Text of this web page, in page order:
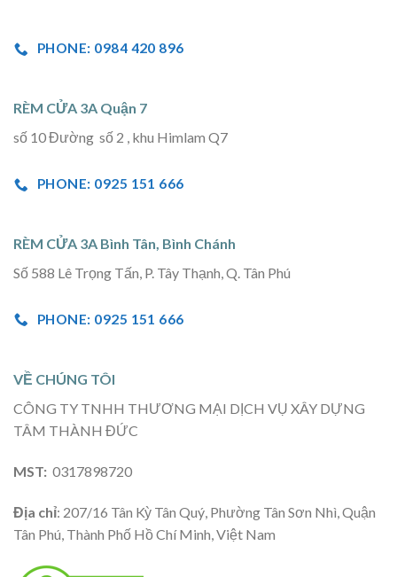
PHONE: 0984 420 896
RÈM CỬA 3A Quận 7
số 10 Đường số 2 , khu Himlam Q7
PHONE: 0925 151 666
RÈM CỬA 3A Bình Tân, Bình Chánh
Số 588 Lê Trọng Tấn, P. Tây Thạnh, Q. Tân Phú
PHONE: 0925 151 666
VỀ CHÚNG TÔI
CÔNG TY TNHH THƯƠNG MẠI DỊCH VỤ XÂY DỰNG
TÂM THÀNH ĐỨC
MST: 0317898720
Địa chỉ: 207/16 Tân Kỳ Tân Quý, Phường Tân Sơn Nhì, Quận
Tân Phú, Thành Phố Hồ Chí Minh, Việt Nam